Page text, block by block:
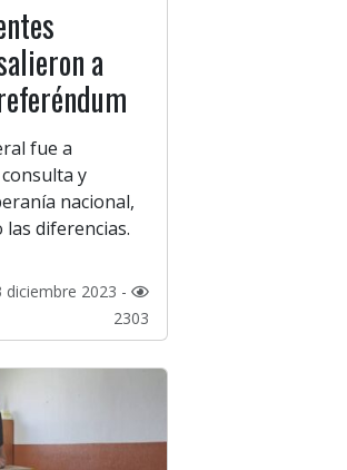
a
fue a
y
nacional,
las diferencias.
diciembre 2023 -
2303